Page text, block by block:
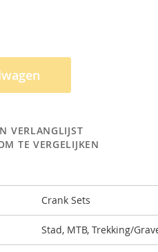
VERLANGLIJST
TE VERGELIJKEN
Crank Sets
Stad, MTB, Trekking/